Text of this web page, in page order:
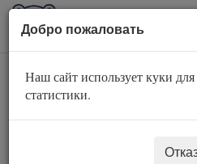
AuBook.org
Только
Добро пожаловать
Наш сайт использует куки
статистики.